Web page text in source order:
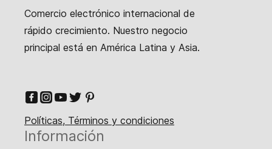
Comercio electrónico internacional de
rápido crecimiento. Nuestro negocio
principal está en América Latina y Asia.
Políticas, Términos y condiciones
Información